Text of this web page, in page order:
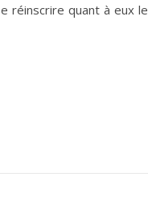
réinscrire quant à eux